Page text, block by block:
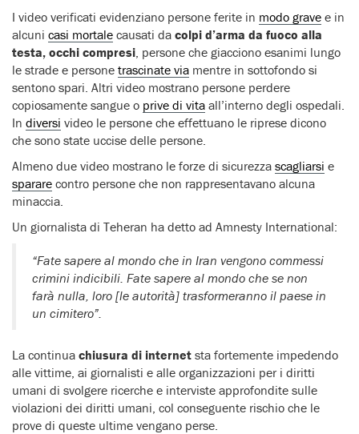
I video verificati evidenziano persone ferite in modo grave e in
alcuni casi mortale causati da colpi d’arma da fuoco alla
testa, occhi compresi , persone che giacciono esanimi lungo
le strade e persone trascinate via mentre in sottofondo si
sentono spari. Altri video mostrano persone perdere
copiosamente sangue o prive di vita all’interno degli ospedali.
In diversi video le persone che effettuano le riprese dicono
che sono state uccise delle persone.
Almeno due video mostrano le forze di sicurezza scagliarsi e
sparare contro persone che non rappresentavano alcuna
minaccia.
Un giornalista di Teheran ha detto ad Amnesty International:
“Fate sapere al mondo che in Iran vengono commessi
crimini indicibili. Fate sapere al mondo che se non
farà nulla, loro [le autorità] trasformeranno il paese in
un cimitero”.
La continua chiusura di internet sta fortemente impedendo
alle vittime, ai giornalisti e alle organizzazioni per i diritti
umani di svolgere ricerche e interviste approfondite sulle
violazioni dei diritti umani, col conseguente rischio che le
prove di queste ultime vengano perse.